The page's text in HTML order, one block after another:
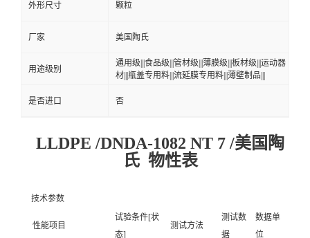
外形尺寸 颗粒
厂家 美国陶氏
用途级别
通用级|||食品级|||管材级|||薄膜级|||板材级|||运动器
材|||瓶盖专用料|||流延膜专用料|||薄壁制品|||
是否进口 否
LLDPE /DNDA-1082 NT 7 /美国陶
氏 物性表
技术参数
性能项目
试验条件[状
态]
测试方法
测试数
据
数据单
位